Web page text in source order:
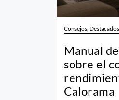
Consejos,
Manual
sobre el
Calorama